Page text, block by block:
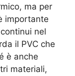
ma per
importante
nel
il PVC che
è anche
materiali,